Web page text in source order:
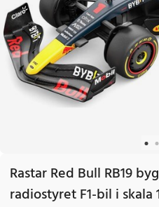
Rastar Red Bull RB19
radiostyret F1-bil i skala